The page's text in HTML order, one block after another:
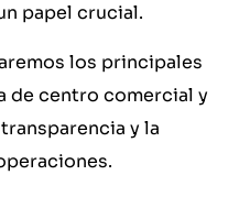
papel crucial.
los principales
de centro comercial y
y la